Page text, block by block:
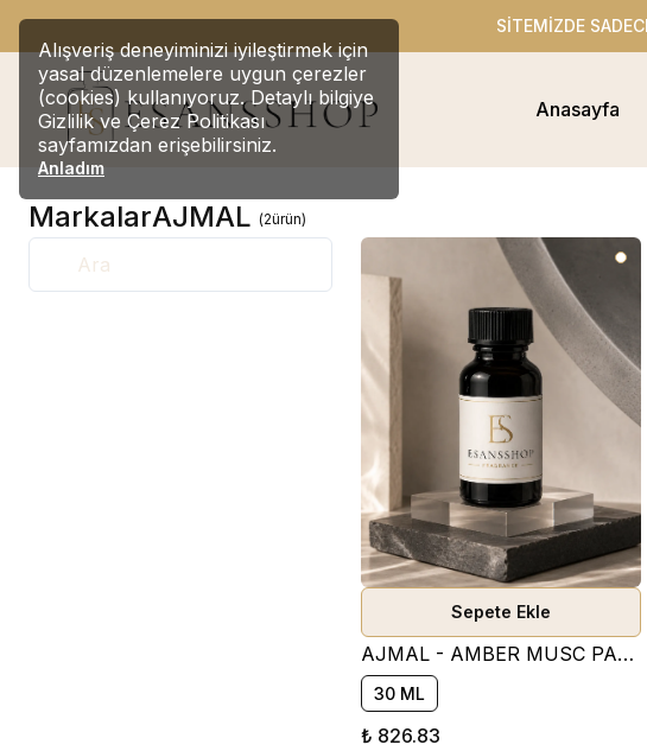
Alışveriş deneyiminizi iyileştirmek için
yasal düzenlemelere uygun çerezler
(cookies) kullanıyoruz. Detaylı bilgiye
Gizlilik ve Çerez Politikası
sayfamızdan erişebilirsiniz.
Anladım
SİTEMİZDE
Anasayfa
MarkalarAJMAL (2ürün)
Ara
Sepete Ekle
AJMAL - AMBER MUSC PARFÜM ESANSI ( TATLI )
30 ML
₺ 826.83